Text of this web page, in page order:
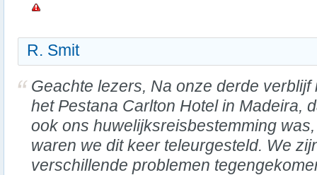
R. Smit
Geachte lezers, Na onze derde verblijf
het Pestana Carlton Hotel in Madeira,
ook ons huwelijksreisbestemming was,
waren we dit keer teleurgesteld. We
verschillende problemen